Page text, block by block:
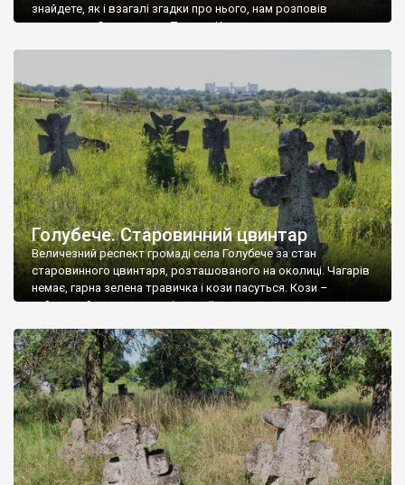
знайдете, як і взагалі згадки про нього, нам розповів
мешканець Самгородка. Палац у Красному вразив не лише
Голубече. Старовинний цвинтар
Величезний респект громаді села Голубече за стан
старовинного цвинтаря, розташованого на околиці. Чагарів
немає, гарна зелена травичка і кози пасуться. Кози –
найкращий регулятор шкідливої, для старих кладовищ,
бруньками, кози ті бруньки обгризають, бо то улюблений
делікатес. На цвинтарі у Голубечому ціла колекція
різноманітних форм хрестів. Село відносно невелике, […]